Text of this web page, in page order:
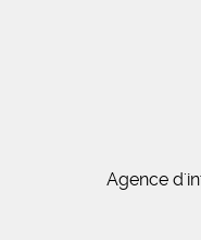
Agence